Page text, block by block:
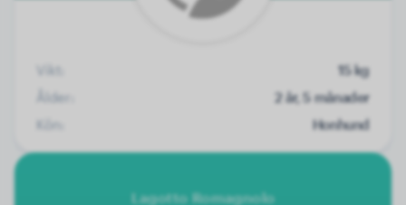
Vikt:
15 kg
Ålder:
2 år, 5 månader
Kön:
Honhund
Lagotto Romagnolo